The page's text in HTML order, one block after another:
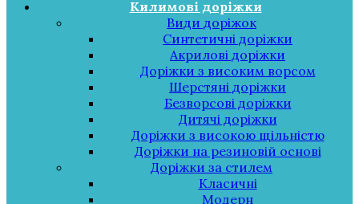
Килимові доріжки
Види доріжок
Синтетичні доріжки
Акрилові доріжки
Доріжки з високим ворсом
Шерстяні доріжки
Безворсові доріжки
Дитячі доріжки
Доріжки з високою щільністю
Доріжки на резиновій основі
Доріжки за стилем
Класичні
Модерн